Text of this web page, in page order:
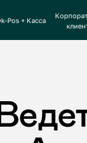
+ Касса
Корпоративным
клиентам